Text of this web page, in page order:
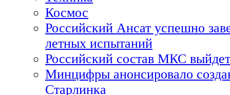
Космос
Российский Ансат успешно
летных испытаний
Российский состав МКС
Минцифры анонсировало
Старлинка